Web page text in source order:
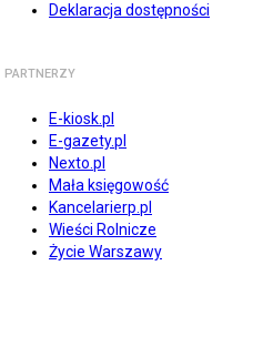
Deklaracja dostępności
PARTNERZY
E-kiosk.pl
E-gazety.pl
Nexto.pl
Mała księgowość
Kancelarierp.pl
Wieści Rolnicze
Życie Warszawy